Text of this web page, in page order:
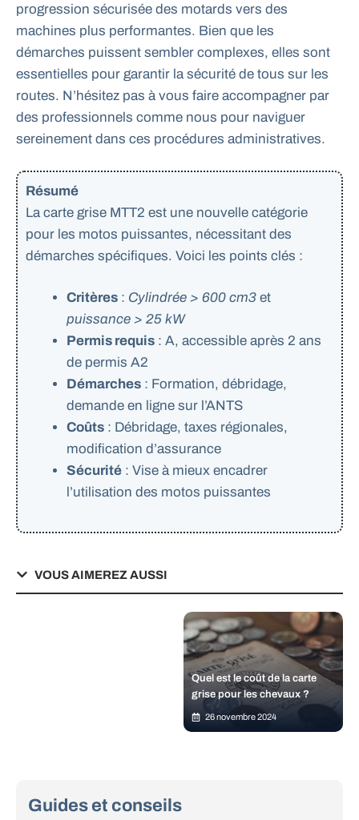
progression sécurisée des motards vers des
machines plus performantes. Bien que les
démarches puissent sembler complexes, elles sont
essentielles pour garantir la sécurité de tous sur les
routes. N’hésitez pas à vous faire accompagner par
des professionnels comme nous pour naviguer
sereinement dans ces procédures administratives.
Résumé
La carte grise MTT2 est une nouvelle catégorie
pour les motos puissantes, nécessitant des
démarches spécifiques. Voici les points clés :
Critères : Cylindrée > 600 cm3 et
puissance > 25 kW
Permis requis : A, accessible après 2 ans
de permis A2
Démarches : Formation, débridage,
demande en ligne sur l’ANTS
Coûts : Débridage, taxes régionales,
modification d’assurance
Sécurité : Vise à mieux encadrer
l’utilisation des motos puissantes
VOUS AIMEREZ AUSSI
Quel est le coût de la carte
grise pour les chevaux ?
26 novembre 2024
Guides et conseils